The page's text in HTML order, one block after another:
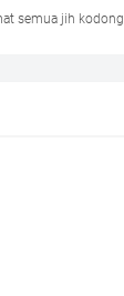
semua jih kodong